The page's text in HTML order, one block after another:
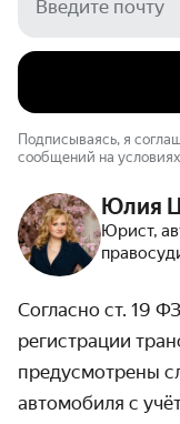
Подписываясь, я
сообщений на условиях
Юлия
Юрист,
Согласно ст. 19
регистрации
предусмотрены
автомобиля с